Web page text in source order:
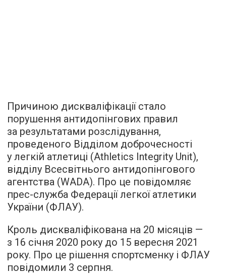
Причиною дискваліфікації стало
порушення антидопінгових правил
за результатами розслідування,
проведеного Відділом доброчесності
у легкій атлетиці (Athletics Integrity Unit),
відділу Всесвітнього антидопінгового
агентства (WADA). Про це повідомляє
прес-служба Федерації легкої атлетики
України (ФЛАУ).
Кроль дискваліфікована на 20 місяців —
з 16 січня 2020 року до 15 вересня 2021
року. Про це рішення спортсменку і ФЛАУ
повідомили 3 серпня.